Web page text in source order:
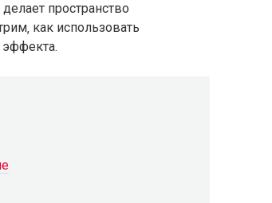
пространство
как использовать